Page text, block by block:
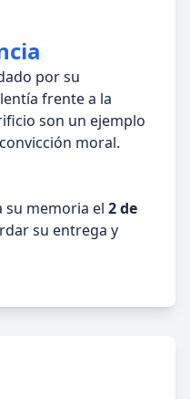
por su
frente a la
son un ejemplo
moral.
su memoria el 2 de
su entrega y